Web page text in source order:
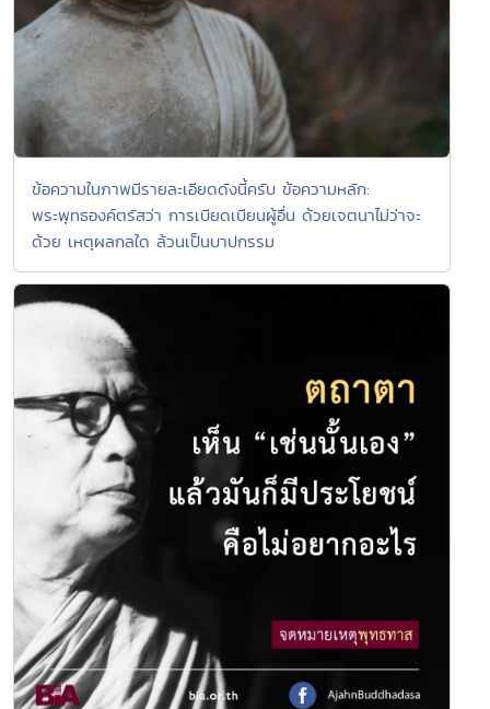
ข้อความในภาพมีรายละเอียดดังนี้ครับ ข้อความหลัก:
พระพุทธองค์ตรัสว่า การเบียดเบียนผู้อื่น ด้วยเจตนาไม่ว่าจะ
ด้วย เหตุผลกลใด ล้วนเป็นบาปกรรม